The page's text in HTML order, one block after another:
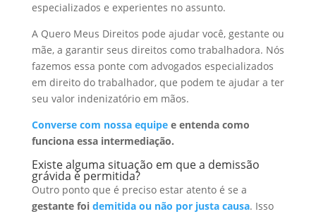
especializados e experientes no assunto.
A Quero Meus Direitos pode ajudar você, gestante ou
mãe, a garantir seus direitos como trabalhadora. Nós
fazemos essa ponte com advogados especializados
em direito do trabalhador, que podem te ajudar a ter
seu valor indenizatório em mãos.
Converse com nossa equipee entenda como
funciona essa intermediação.
Existe alguma situação em que a demissão
grávida é permitida?
Outro ponto que é preciso estar atento é se a
gestante foi demitida ou não por justa causa. Isso